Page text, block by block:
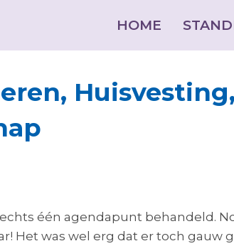
HOME
één agendapunt behandeld.
Het was wel erg dat er toch
HOME